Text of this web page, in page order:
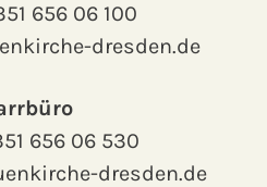
656 06 100
dresden.de
656 06 530
dresden.de